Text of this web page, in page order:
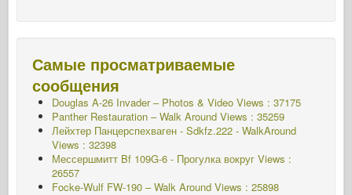
Самые просматриваемые
сообщения
Douglas A-26 Invader – Photos & Video Views : 37175
Panther Restauration – Walk Around Views : 35259
Лейхтер Панцерспехваген - Sdkfz.222 - WalkAround
Views : 32398
Мессершмитт Bf 109G-6 - Прогулка вокруг Views :
26557
Focke-Wulf FW-190 – Walk Around Views : 25898